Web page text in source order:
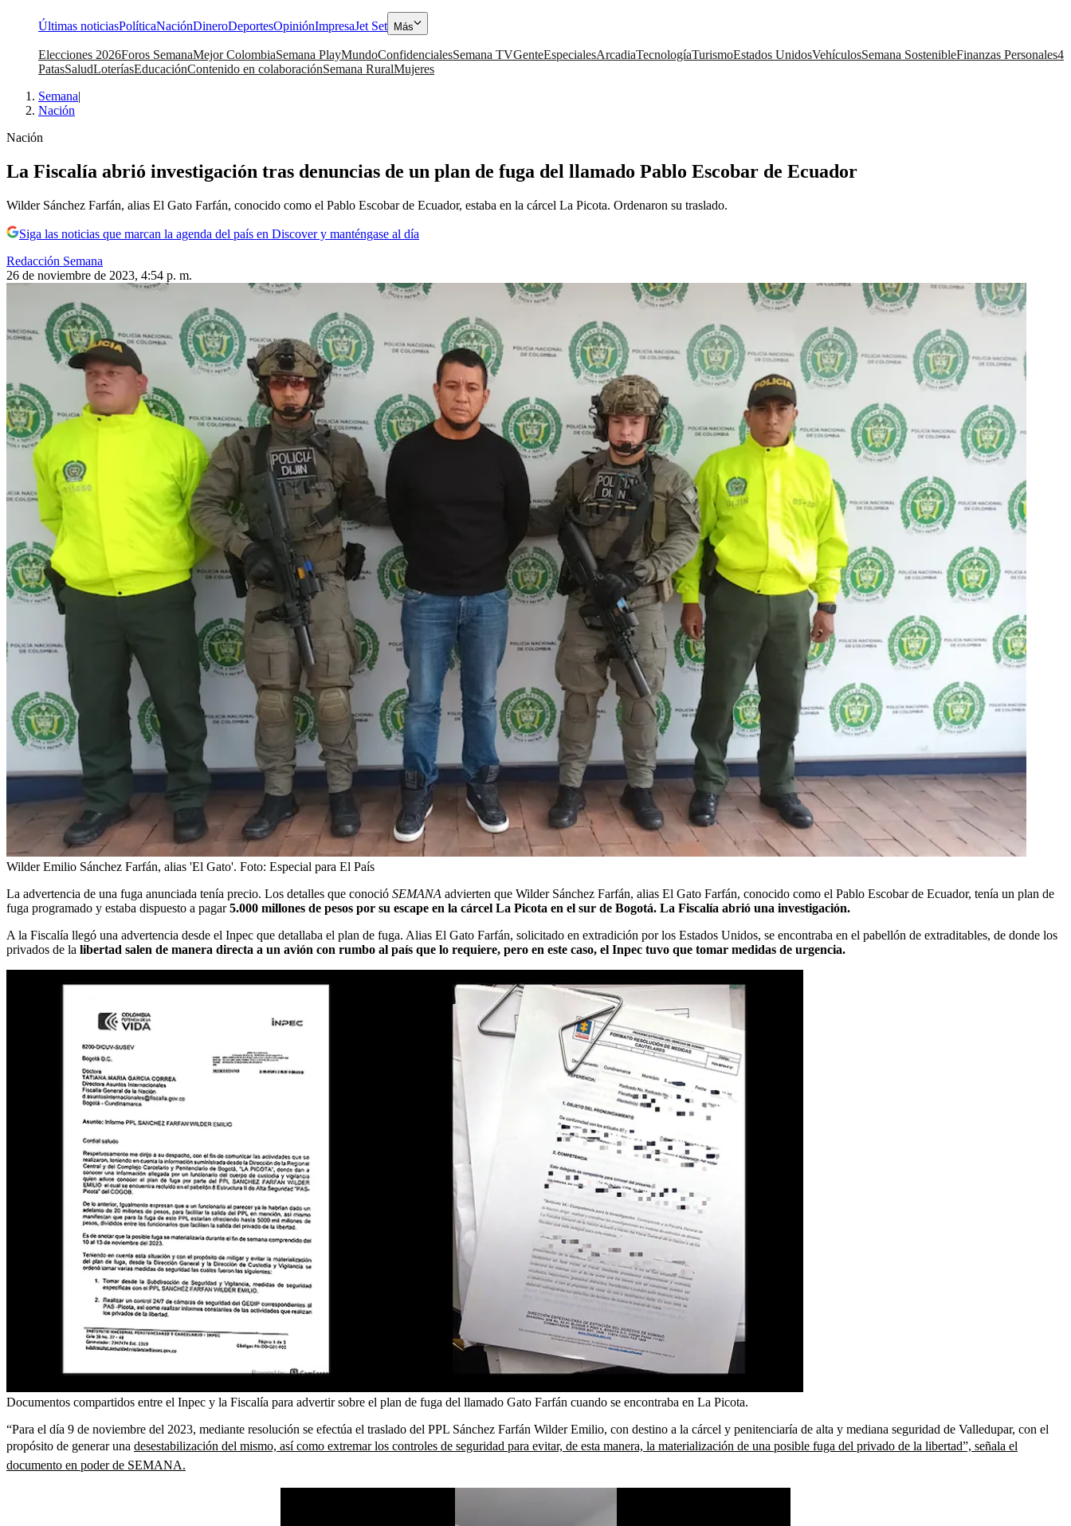
Últimas noticiasPolíticaNaciónDineroDeportesOpiniónImpresaJet Set Más
Elecciones 2026Foros SemanaMejor ColombiaSemana PlayMundoConfidencialesSemana TVGenteEspecialesArcadiaTecnologíaTurismoEstados UnidosVehículosSemana SostenibleFinanzas Personales4
PatasSaludLoteríasEducaciónContenido en colaboraciónSemana RuralMujeres
Semana|
Nación
Nación
La Fiscalía abrió investigación tras denuncias de un plan de fuga del llamado Pablo Escobar de Ecuador
Wilder Sánchez Farfán, alias El Gato Farfán, conocido como el Pablo Escobar de Ecuador, estaba en la cárcel La Picota. Ordenaron su traslado.
Siga las noticias que marcan la agenda del país en Discover y manténgase al día
Redacción Semana
26 de noviembre de 2023, 4:54 p. m.
Wilder Emilio Sánchez Farfán, alias 'El Gato'. Foto: Especial para El País
La advertencia de una fuga anunciada tenía precio. Los detalles que conoció SEMANA advierten que Wilder Sánchez Farfán, alias El Gato Farfán, conocido como el Pablo Escobar de Ecuador, tenía un plan de
fuga programado y estaba dispuesto a pagar5.000 millones de pesos por su escape en la cárcel La Picota en el sur de Bogotá. La Fiscalía abrió una investigación.
A la Fiscalía llegó una advertencia desde el Inpec que detallaba el plan de fuga. Alias El Gato Farfán, solicitado en extradición por los Estados Unidos, se encontraba en el pabellón de extraditables, de donde los
privados de la libertad salen de manera directa a un avión con rumbo al país que lo requiere, pero en este caso, el Inpec tuvo que tomar medidas de urgencia.
Documentos compartidos entre el Inpec y la Fiscalía para advertir sobre el plan de fuga del llamado Gato Farfán cuando se encontraba en La Picota.
“Para el día 9 de noviembre del 2023, mediante resolución se efectúa el traslado del PPL Sánchez Farfán Wilder Emilio, con destino a la cárcel y penitenciaría de alta y mediana seguridad de Valledupar, con el
propósito de generar una desestabilización del mismo, así como extremar los controles de seguridad para evitar, de esta manera, la materialización de una posible fuga del privado de la libertad”, señala el
documento en poder de SEMANA.